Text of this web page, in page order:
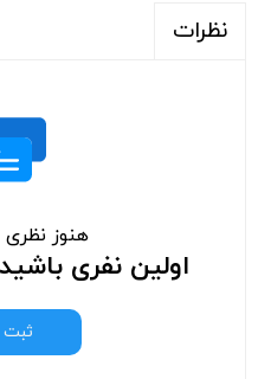
نظرات
هنوز
اولین نفری
ثبت